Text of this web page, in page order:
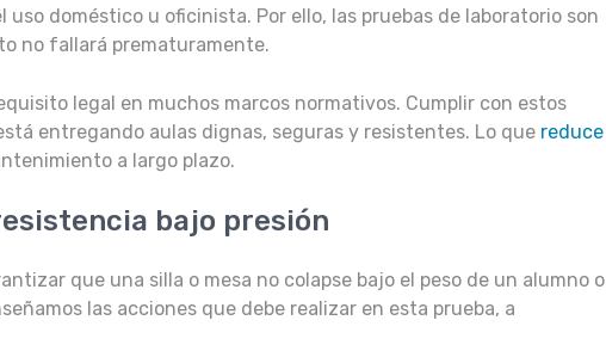
doméstico u oficinista. Por ello, las pruebas de laboratorio son
no fallará prematuramente.
legal en muchos marcos normativos. Cumplir con estos
entregando aulas dignas, seguras y resistentes. Lo que reduce
a largo plazo.
bajo presión
que una silla o mesa no colapse bajo el peso de un alumno o
las acciones que debe realizar en esta prueba, a